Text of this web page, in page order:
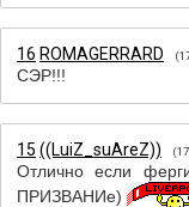
16 ROMAGERRARD
СЭР!!!
15 ((LuiZ_suAreZ))
Отлично если
ПРИЗВАНИе)